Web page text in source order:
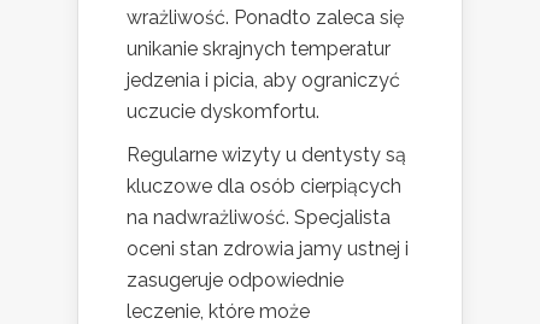
wrażliwość. Ponadto zaleca się
unikanie skrajnych temperatur
jedzenia i picia, aby ograniczyć
uczucie dyskomfortu.
Regularne wizyty u dentysty są
kluczowe dla osób cierpiących
na nadwrażliwość. Specjalista
oceni stan zdrowia jamy ustnej i
zasugeruje odpowiednie
leczenie, które może